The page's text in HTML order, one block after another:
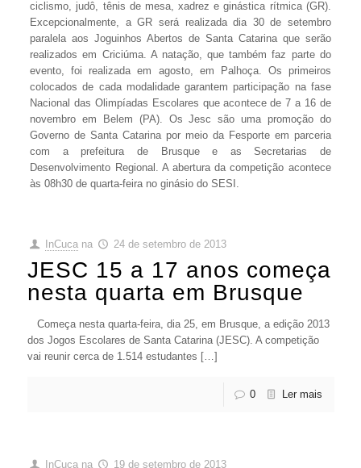
ciclismo, judô, tênis de mesa, xadrez e ginástica rítmica (GR).
Excepcionalmente, a GR será realizada dia 30 de setembro
paralela aos Joguinhos Abertos de Santa Catarina que serão
realizados em Criciúma. A natação, que também faz parte do
evento, foi realizada em agosto, em Palhoça. Os primeiros
colocados de cada modalidade garantem participação na fase
Nacional das Olimpíadas Escolares que acontece de 7 a 16 de
novembro em Belem (PA). Os Jesc são uma promoção do
Governo de Santa Catarina por meio da Fesporte em parceria
com a prefeitura de Brusque e as Secretarias de
Desenvolvimento Regional. A abertura da competição acontece
às 08h30 de quarta-feira no ginásio do SESI.
InCuca na 24 de setembro de 2013
JESC 15 a 17 anos começa
nesta quarta em Brusque
Começa nesta quarta-feira, dia 25, em Brusque, a edição 2013
dos Jogos Escolares de Santa Catarina (JESC). A competição
vai reunir cerca de 1.514 estudantes […]
0 Ler mais
InCuca na 19 de setembro de 2013